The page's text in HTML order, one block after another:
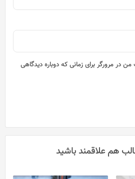
در مرورگر برای زمانی که دوباره دیدگاهی
هم علاقمند باشید